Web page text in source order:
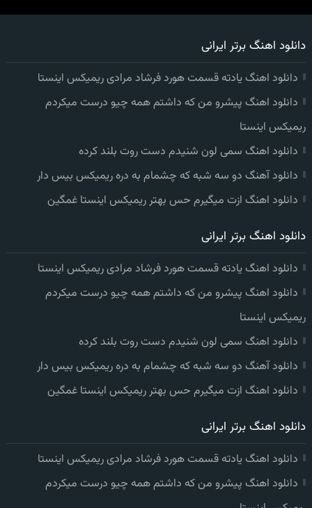
دانلود اهنگ برتر ایرانی
دانلود اهنگ یادته قسمت هورد فرشاد مرادی ریمیکس اینستا
دانلود اهنگ پیشرو من که داشتم همه چیو درست میکردم
ریمیکس اینستا
دانلود اهنگ سمی لون شنیدم دست روت بلند کرده
دانلود آهنگ دو سه شبه که چشمام به دره ریمیکس بیس دار
دانلود اهنگ ازت میگیرم حس بهتر ریمیکس اینستا غمگین
دانلود اهنگ برتر ایرانی
دانلود اهنگ یادته قسمت هورد فرشاد مرادی ریمیکس اینستا
دانلود اهنگ پیشرو من که داشتم همه چیو درست میکردم
ریمیکس اینستا
دانلود اهنگ سمی لون شنیدم دست روت بلند کرده
دانلود آهنگ دو سه شبه که چشمام به دره ریمیکس بیس دار
دانلود اهنگ ازت میگیرم حس بهتر ریمیکس اینستا غمگین
دانلود اهنگ برتر ایرانی
دانلود اهنگ یادته قسمت هورد فرشاد مرادی ریمیکس اینستا
دانلود اهنگ پیشرو من که داشتم همه چیو درست میکردم